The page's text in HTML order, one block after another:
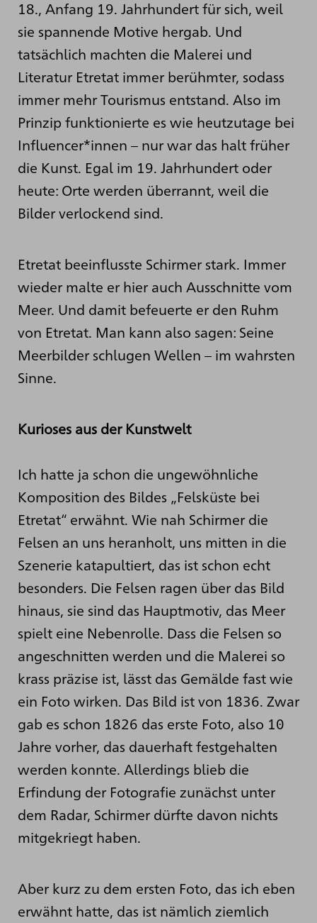
18., Anfang 19. Jahrhundert für sich, weil
sie spannende Motive hergab. Und
tatsächlich machten die Malerei und
Literatur Etretat immer berühmter, sodass
immer mehr Tourismus entstand. Also im
Prinzip funktionierte es wie heutzutage bei
Influencer*innen – nur war das halt früher
die Kunst. Egal im 19. Jahrhundert oder
heute: Orte werden überrannt, weil die
Bilder verlockend sind.
Etretat beeinflusste Schirmer stark. Immer
wieder malte er hier auch Ausschnitte vom
Meer. Und damit befeuerte er den Ruhm
von Etretat. Man kann also sagen: Seine
Meerbilder schlugen Wellen – im wahrsten
Sinne.
Kurioses aus der Kunstwelt
Ich hatte ja schon die ungewöhnliche
Komposition des Bildes „Felsküste bei
Etretat“ erwähnt. Wie nah Schirmer die
Felsen an uns heranholt, uns mitten in die
Szenerie katapultiert, das ist schon echt
besonders. Die Felsen ragen über das Bild
hinaus, sie sind das Hauptmotiv, das Meer
spielt eine Nebenrolle. Dass die Felsen so
angeschnitten werden und die Malerei so
krass präzise ist, lässt das Gemälde fast wie
ein Foto wirken. Das Bild ist von 1836. Zwar
gab es schon 1826 das erste Foto, also 10
Jahre vorher, das dauerhaft festgehalten
werden konnte. Allerdings blieb die
Erfindung der Fotografie zunächst unter
dem Radar, Schirmer dürfte davon nichts
mitgekriegt haben.
Aber kurz zu dem ersten Foto, das ich eben
erwähnt hatte, das ist nämlich ziemlich